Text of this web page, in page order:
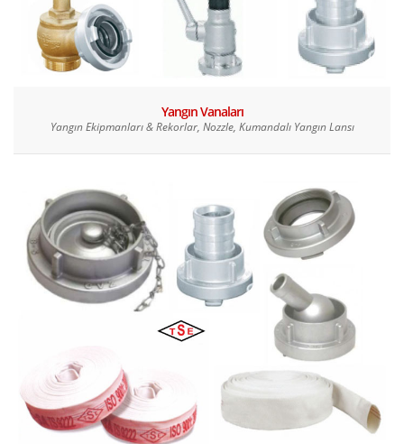
Yangın Vanaları
Yangın Ekipmanları & Rekorlar, Nozzle, Kumandalı Yangın Lansı